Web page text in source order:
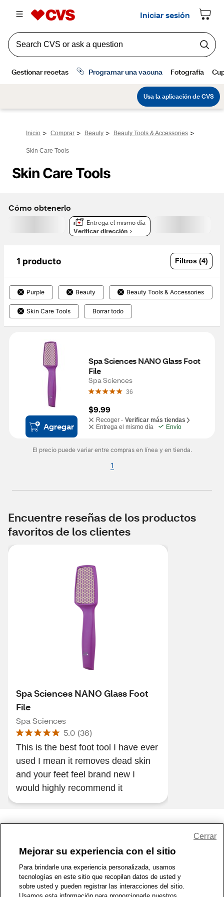
Inicio > Comprar > Beauty > Beauty Tools & Accessories >
Skin Care Tools
Skin Care Tools
Cómo obtenerlo
Entrega el mismo día
Verificar dirección
1 producto Filtros (4)
Purple Beauty Beauty Tools & Accessories
Skin Care Tools Borrar todo
Agregar
Spa Sciences NANO Glass Foot
File
Spa Sciences
36
$9.99
Recoger - Verificar más tiendas
Entrega el mismo día
Envío
El precio puede variar entre compras en línea y en tienda.
1
Encuentre reseñas de los productos
favoritos de los clientes
Spa Sciences NANO Glass Foot
File
Spa Sciences
5.0 (36)
This is the best foot tool I have ever
used I mean it removes dead skin
and your feet feel brand new I
would highly recommend it
1-800-679-9691 | Contáctenos | Términos de Uso | Accesibilidad
Política de Privacidad | WA Privacy Policy | Mapa del sitio
Zona de Bienestar | © 1999 - 2026 CVS.com
Mejorar su experiencia con el sitio
Para brindarle una experiencia personalizada, usamos
tecnologías en este sitio que recopilan datos de usted y
sobre usted y pueden registrar las interacciones del sitio.
Cerrar